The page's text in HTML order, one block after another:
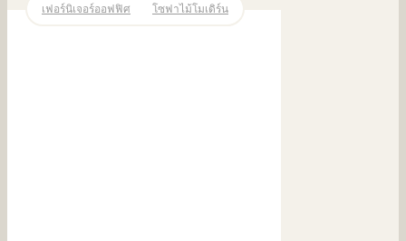
เฟอร์นิเจอร์ออฟฟิศ โซฟาไม้โมเดิร์น